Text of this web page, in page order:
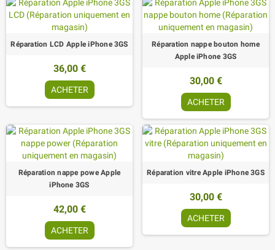
Réparation LCD Apple iPhone 3GS
36,00 €
ACHETER
Réparation nappe bouton home
Apple iPhone 3GS
30,00 €
ACHETER
Réparation nappe powe Apple
iPhone 3GS
42,00 €
ACHETER
Réparation vitre Apple iPhone 3GS
30,00 €
ACHETER